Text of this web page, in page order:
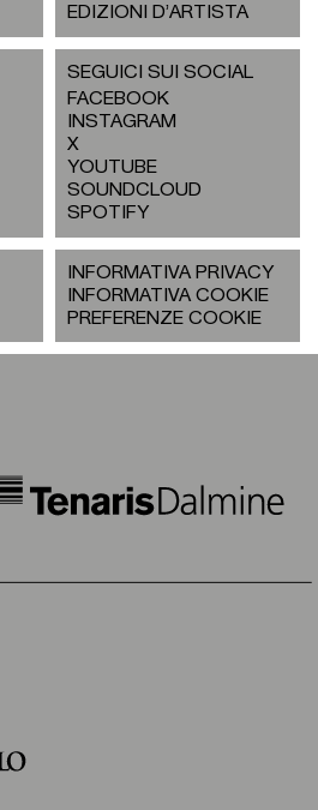
EDIZIONI D’ARTISTA
SEGUICI SUI SOCIAL
FACEBOOK
INSTAGRAM
X
YOUTUBE
SOUNDCLOUD
SPOTIFY
INFORMATIVA PRIVACY
INFORMATIVA COOKIE
PREFERENZE COOKIE